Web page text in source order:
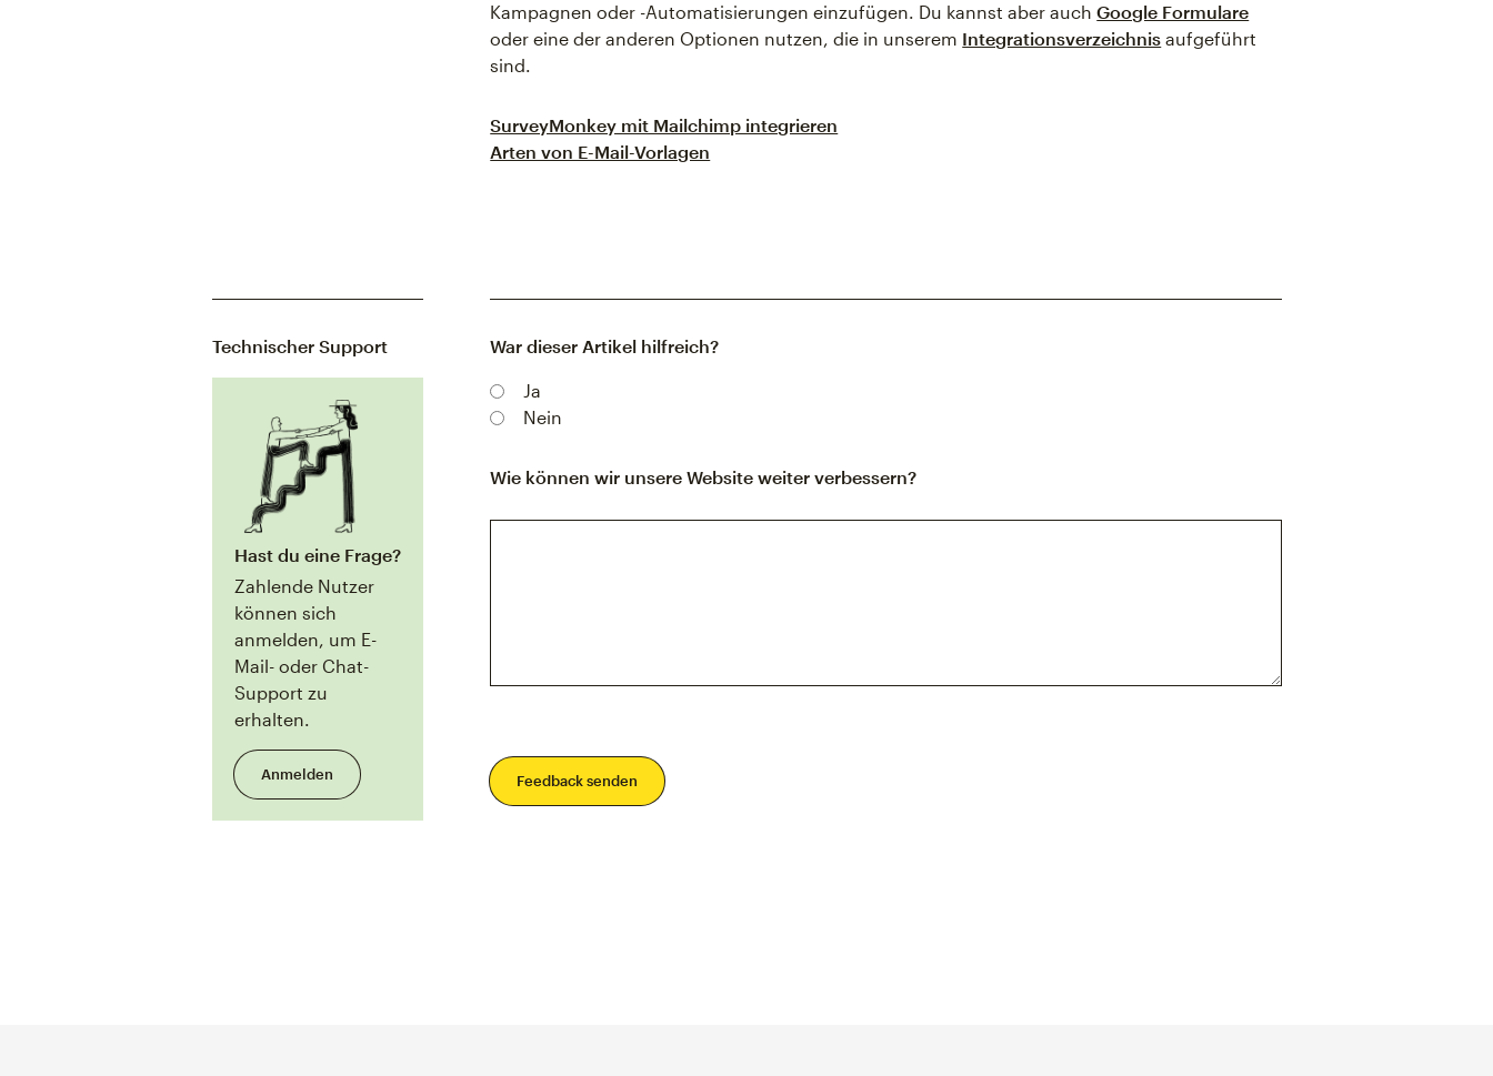
Kampagnen oder -Automatisierungen einzufügen. Du kannst aber auchGoogle Formulare
oder eine der anderen Optionen nutzen, die in unserem Integrationsverzeichnis aufgeführt
sind.
SurveyMonkey mit Mailchimp integrieren
Arten von E-Mail-Vorlagen
Technischer Support
Hast du eine Frage?
Zahlende Nutzer
können sich
anmelden, um E-
Mail- oder Chat-
Support zu
erhalten.
Anmelden
War dieser Artikel hilfreich?
Ja
Nein
Wie können wir unsere Website weiter verbessern?
Feedback senden